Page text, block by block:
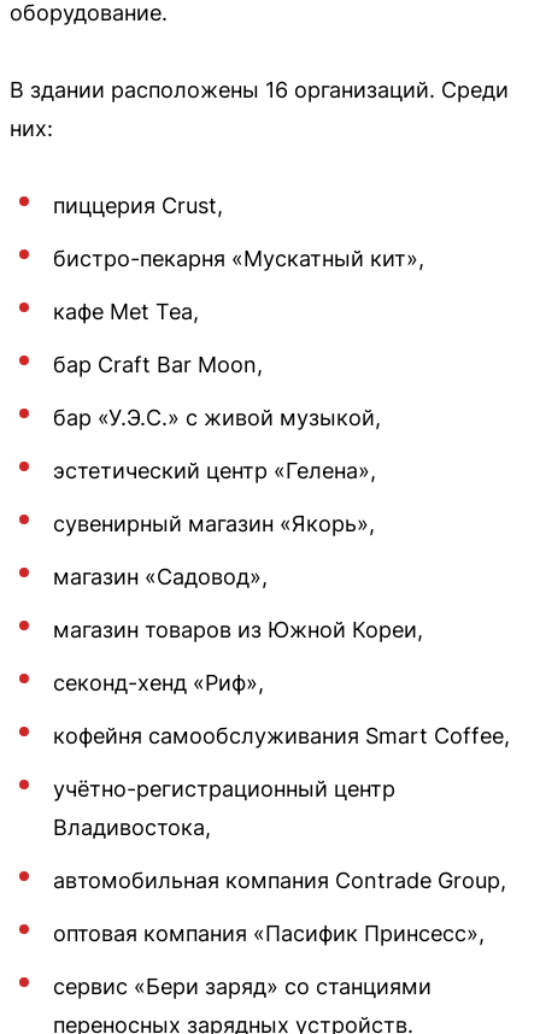
оборудование.
В здании расположены 16 организаций. Среди
них:
пиццерия Crust,
бистро-пекарня «Мускатный кит»,
кафе Met Tea,
бар Craft Bar Moon,
бар «У.Э.С.» с живой музыкой,
эстетический центр «Гелена»,
сувенирный магазин «Якорь»,
магазин «Садовод»,
магазин товаров из Южной Кореи,
секонд-хенд «Риф»,
кофейня самообслуживания Smart Coffee,
учётно-регистрационный центр
Владивостока,
автомобильная компания Contrade Group,
оптовая компания «Пасифик Принсесс»,
сервис «Бери заряд» со станциями
переносных зарядных устройств.